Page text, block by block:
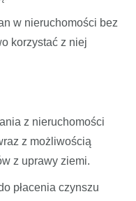
w nieruchomości bez
korzystać z niej
z nieruchomości
z możliwością
z uprawy ziemi.
płacenia czynszu